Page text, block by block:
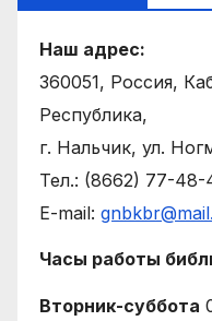
Наш адрес:
360051, Россия,
Республика,
г. Нальчик, ул.
Тел.: (8662) 77-48-
E-mail:
Часы работы
Вторник-суббота